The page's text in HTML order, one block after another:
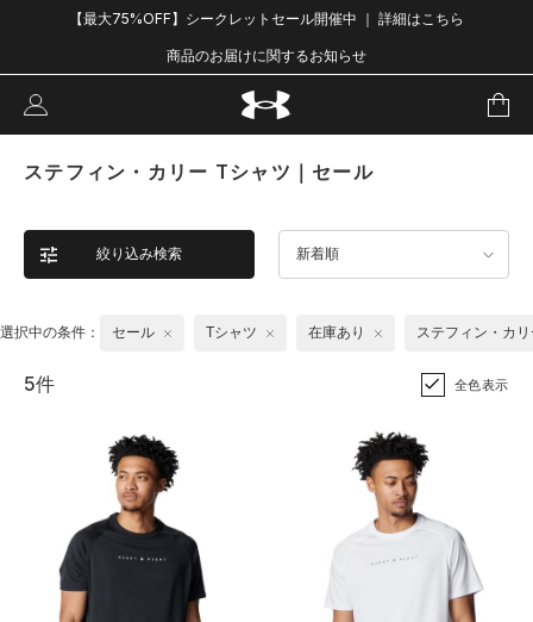
【最大75%OFF】シークレットセール開催中 ｜ 詳細はこちら
商品のお届けに関するお知らせ
ステフィン・カリー Tシャツ｜セール
絞り込み検索 新着順
選択中の条件： セール Tシャツ 在庫あり ステフィン・カ
5件 全色表示